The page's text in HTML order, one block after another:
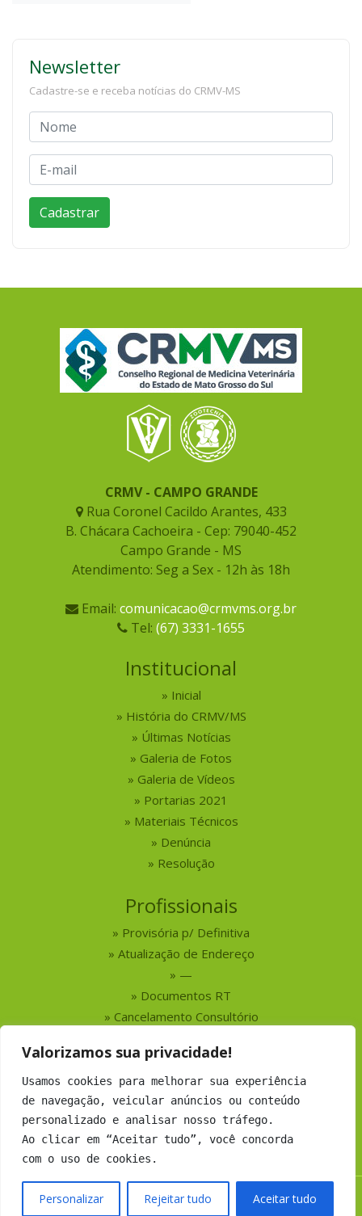
Valorizamos sua privacidade!
Usamos cookies para melhorar sua experiência
de navegação, veicular anúncios ou conteúdo
personalizado e analisar nosso tráfego.
Ao clicar em “Aceitar tudo”, você concorda
com o uso de cookies.
Personalizar Rejeitar tudo Aceitar tudo
Newsletter
Cadastre-se e receba notícias do CRMV-MS
CRMV - CAMPO GRANDE
Rua Coronel Cacildo Arantes, 433
B. Chácara Cachoeira - Cep: 79040-452
Campo Grande - MS
Atendimento: Seg a Sex - 12h às 18h
Email: comunicacao@crmvms.org.br
Tel: (67) 3331-1655
Institucional
Inicial
História do CRMV/MS
Últimas Notícias
Galeria de Fotos
Galeria de Vídeos
Portarias 2021
Materiais Técnicos
Denúncia
Resolução
Profissionais
Provisória p/ Definitiva
Atualização de Endereço
—
Documentos RT
Cancelamento Consultório
Serviços
Busca por Profissionais
Busca por Empresas
Números do CRMV-MS
Copyright 2019 CRMV-MS - Todos os direitos Reservados.